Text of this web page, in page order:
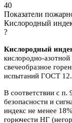
40
Показатели
Кислородный
?
Кислородный
кислородно-
свечеобразное
испытаний ГОСТ
В соответствии с
безопасности и
индекс не менее
горючести НГ